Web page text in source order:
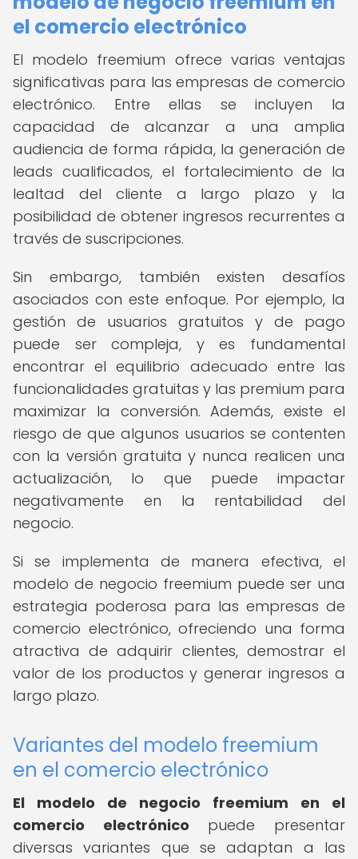
el comercio electrónico
El modelo freemium ofrece varias ventajas
significativas para las empresas de comercio
electrónico. Entre ellas se incluyen la
capacidad de alcanzar a una amplia
audiencia de forma rápida, la generación de
leads cualificados, el fortalecimiento de la
lealtad del cliente a largo plazo y la
posibilidad de obtener ingresos recurrentes a
través de suscripciones.
Sin embargo, también existen desafíos
asociados con este enfoque. Por ejemplo, la
gestión de usuarios gratuitos y de pago
puede ser compleja, y es fundamental
encontrar el equilibrio adecuado entre las
funcionalidades gratuitas y las premium para
maximizar la conversión. Además, existe el
riesgo de que algunos usuarios se contenten
con la versión gratuita y nunca realicen una
actualización, lo que puede impactar
negativamente en la rentabilidad del
negocio.
Si se implementa de manera efectiva, el
modelo de negocio freemium puede ser una
estrategia poderosa para las empresas de
comercio electrónico, ofreciendo una forma
atractiva de adquirir clientes, demostrar el
valor de los productos y generar ingresos a
largo plazo.
Variantes del modelo freemium
en el comercio electrónico
El modelo de negocio freemium en el
comercio electrónico puede presentar
diversas variantes que se adaptan a las